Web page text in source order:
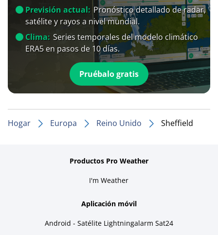
Previsión actual: Pronóstico detallado de radar,
satélite y rayos a nivel mundial.
Clima: Series temporales del modelo climático
ERA5 en pasos de 10 días.
Pruébalo gratis
Hogar Europa Reino Unido Sheffield
Productos Pro Weather
I'm Weather
Aplicación móvil
Android - Satélite Lightningalarm Sat24